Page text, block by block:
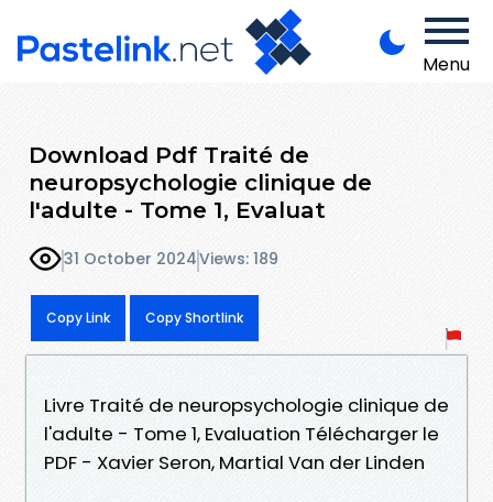
Menu
Download Pdf Traité de
neuropsychologie clinique de
l'adulte - Tome 1, Evaluat
31 October 2024Views: 189
Copy Link Copy Shortlink
Livre Traité de neuropsychologie clinique de
l'adulte - Tome 1, Evaluation Télécharger le
PDF - Xavier Seron, Martial Van der Linden